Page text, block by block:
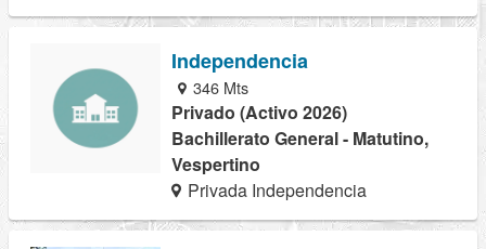
Independencia
346 Mts
Privado (Activo 2026)
Bachillerato General - Matutino,
Vespertino
Privada Independencia